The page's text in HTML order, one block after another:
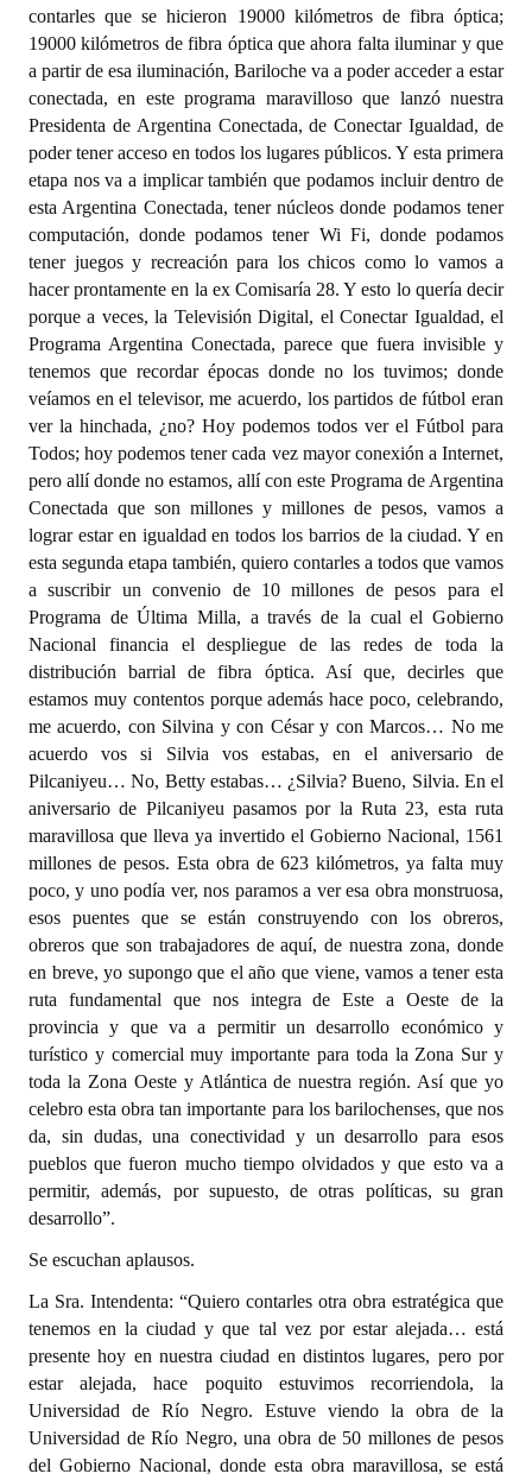
contarles que se hicieron 19000 kilómetros de fibra óptica;
19000 kilómetros de fibra óptica que ahora falta iluminar y que
a partir de esa iluminación, Bariloche va a poder acceder a estar
conectada, en este programa maravilloso que lanzó nuestra
Presidenta de Argentina Conectada, de Conectar Igualdad, de
poder tener acceso en todos los lugares públicos. Y esta primera
etapa nos va a implicar también que podamos incluir dentro de
esta Argentina Conectada, tener núcleos donde podamos tener
computación, donde podamos tener Wi Fi, donde podamos
tener juegos y recreación para los chicos como lo vamos a
hacer prontamente en la ex Comisaría 28. Y esto lo quería decir
porque a veces, la Televisión Digital, el Conectar Igualdad, el
Programa Argentina Conectada, parece que fuera invisible y
tenemos que recordar épocas donde no los tuvimos; donde
veíamos en el televisor, me acuerdo, los partidos de fútbol eran
ver la hinchada, ¿no? Hoy podemos todos ver el Fútbol para
Todos; hoy podemos tener cada vez mayor conexión a Internet,
pero allí donde no estamos, allí con este Programa de Argentina
Conectada que son millones y millones de pesos, vamos a
lograr estar en igualdad en todos los barrios de la ciudad. Y en
esta segunda etapa también, quiero contarles a todos que vamos
a suscribir un convenio de 10 millones de pesos para el
Programa de Última Milla, a través de la cual el Gobierno
Nacional financia el despliegue de las redes de toda la
distribución barrial de fibra óptica. Así que, decirles que
estamos muy contentos porque además hace poco, celebrando,
me acuerdo, con Silvina y con César y con Marcos… No me
acuerdo vos si Silvia vos estabas, en el aniversario de
Pilcaniyeu… No, Betty estabas… ¿Silvia? Bueno, Silvia. En el
aniversario de Pilcaniyeu pasamos por la Ruta 23, esta ruta
maravillosa que lleva ya invertido el Gobierno Nacional, 1561
millones de pesos. Esta obra de 623 kilómetros, ya falta muy
poco, y uno podía ver, nos paramos a ver esa obra monstruosa,
esos puentes que se están construyendo con los obreros,
obreros que son trabajadores de aquí, de nuestra zona, donde
en breve, yo supongo que el año que viene, vamos a tener esta
ruta fundamental que nos integra de Este a Oeste de la
provincia y que va a permitir un desarrollo económico y
turístico y comercial muy importante para toda la Zona Sur y
toda la Zona Oeste y Atlántica de nuestra región. Así que yo
celebro esta obra tan importante para los barilochenses, que nos
da, sin dudas, una conectividad y un desarrollo para esos
pueblos que fueron mucho tiempo olvidados y que esto va a
permitir, además, por supuesto, de otras políticas, su gran
desarrollo”.
Se escuchan aplausos.
La Sra. Intendenta: “Quiero contarles otra obra estratégica que
tenemos en la ciudad y que tal vez por estar alejada… está
presente hoy en nuestra ciudad en distintos lugares, pero por
estar alejada, hace poquito estuvimos recorriendola, la
Universidad de Río Negro. Estuve viendo la obra de la
Universidad de Río Negro, una obra de 50 millones de pesos
del Gobierno Nacional, donde esta obra maravillosa, se está